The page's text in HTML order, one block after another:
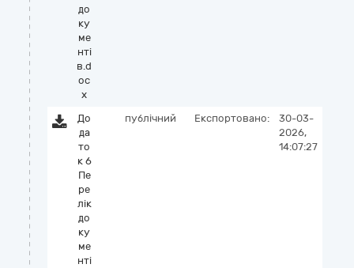
до
ку
ме
нті
в.d
oc
x
До
да
то
к 6
Пе
ре
лік
до
ку
ме
нті
публічний Експортовано:
30-03-
2026,
14:07:27